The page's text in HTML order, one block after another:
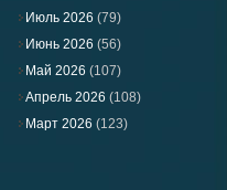
Июль 2026 (79)
Июнь 2026 (56)
Май 2026 (107)
Апрель 2026 (108)
Март 2026 (123)